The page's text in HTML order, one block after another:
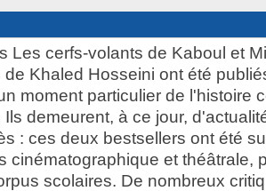
Les cerfs-volants de Kaboul et
Khaled Hosseini ont été
moment particulier de l'histoire
Ils demeurent, à ce jour,
: ces deux bestsellers ont été
cinématographique et théâtrale,
scolaires. De nombreux